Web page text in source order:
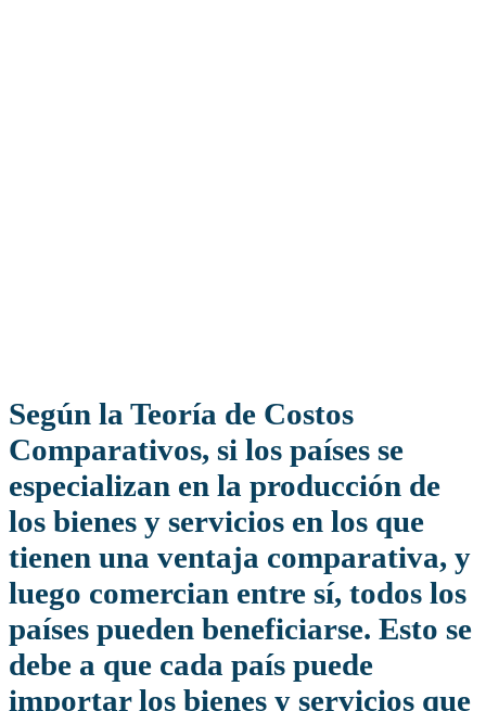
Según la Teoría de Costos
Comparativos, si los países se
especializan en la producción de
los bienes y servicios en los que
tienen una ventaja comparativa, y
luego comercian entre sí, todos los
países pueden beneficiarse. Esto se
debe a que cada país puede
importar los bienes y servicios que